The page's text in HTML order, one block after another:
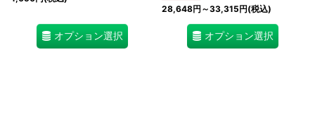
オプション選択
28,648円 ～33,315円(税込)
オプション選択